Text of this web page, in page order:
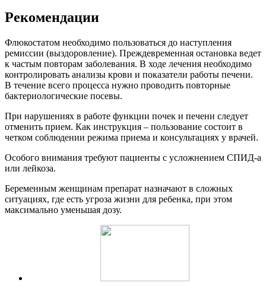
Рекомендации
Флюкостатом необходимо пользоваться до наступления
ремиссии (выздоровление). Преждевременная остановка ведет
к частым повторам заболевания. В ходе лечения необходимо
контролировать анализы крови и показатели работы печени.
В течение всего процесса нужно проводить повторные
бактериологические посевы.
При нарушениях в работе функции почек и печени следует
отменить прием. Как инструкция – пользование состоит в
четком соблюдении режима приема и консультациях у врачей.
Особого внимания требуют пациенты с усложнением СПИД-а
или лейкоза.
Беременным женщинам препарат назначают в сложных
ситуациях, где есть угроза жизни для ребенка, при этом
максимально уменьшая дозу.